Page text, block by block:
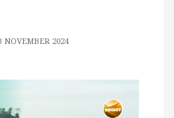
NOVEMBER 2024